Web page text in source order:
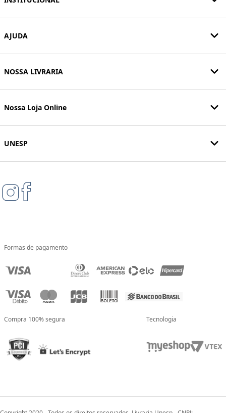
AJUDA
NOSSA LIVRARIA
Nossa Loja Online
UNESP
Formas de pagamento
Compra 100% segura Tecnologia